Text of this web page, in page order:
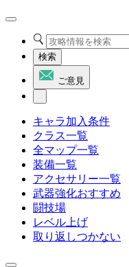
検索
ご意見
キャラ加入条件
クラス一覧
全マップ一覧
装備一覧
アクセサリー一覧
武器強化おすすめ
闘技場
レベル上げ
取り返しつかない